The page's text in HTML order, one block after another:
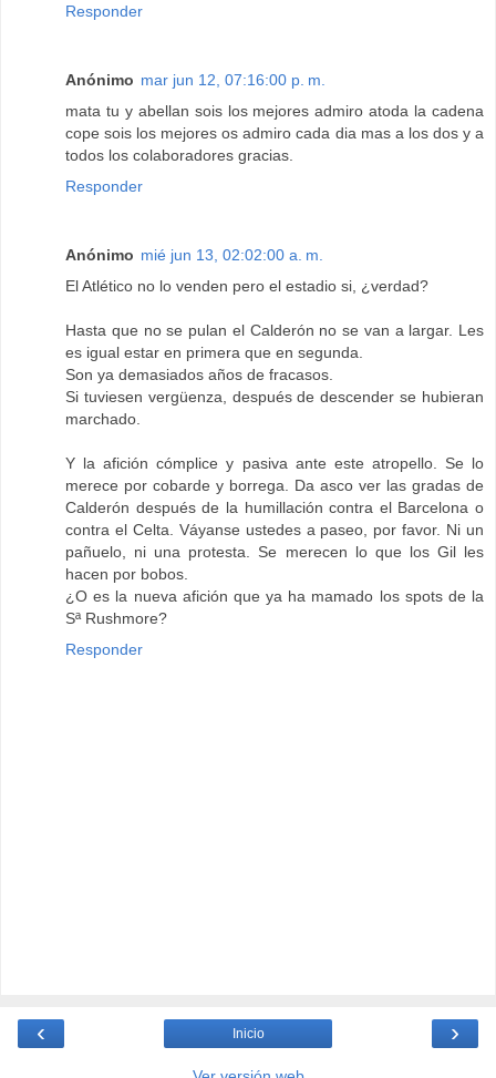
Responder
Anónimo mar jun 12, 07:16:00 p. m.
mata tu y abellan sois los mejores admiro atoda la cadena
cope sois los mejores os admiro cada dia mas a los dos y a
todos los colaboradores gracias.
Responder
Anónimo mié jun 13, 02:02:00 a. m.
El Atlético no lo venden pero el estadio si, ¿verdad?
Hasta que no se pulan el Calderón no se van a largar. Les
es igual estar en primera que en segunda.
Son ya demasiados años de fracasos.
Si tuviesen vergüenza, después de descender se hubieran
marchado.
Y la afición cómplice y pasiva ante este atropello. Se lo
merece por cobarde y borrega. Da asco ver las gradas de
Calderón después de la humillación contra el Barcelona o
contra el Celta. Váyanse ustedes a paseo, por favor. Ni un
pañuelo, ni una protesta. Se merecen lo que los Gil les
hacen por bobos.
¿O es la nueva afición que ya ha mamado los spots de la
Sª Rushmore?
Responder
‹ ›
Inicio